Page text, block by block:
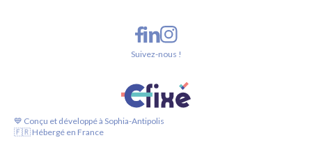
💙 Conçu et développé à Sophia-Antipolis
🇫🇷 Hébergé en France
Suivez-nous !